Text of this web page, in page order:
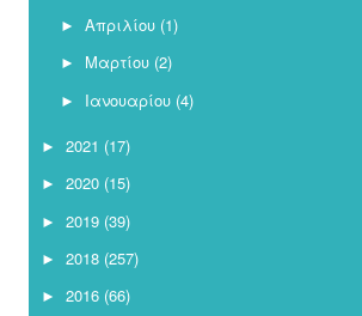
► Απριλίου (1)
► Μαρτίου (2)
► Ιανουαρίου (4)
► 2021 (17)
► 2020 (15)
► 2019 (39)
► 2018 (257)
► 2016 (66)